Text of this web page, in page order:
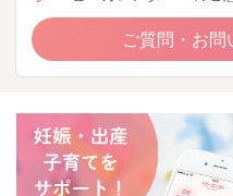
ご質問・お問